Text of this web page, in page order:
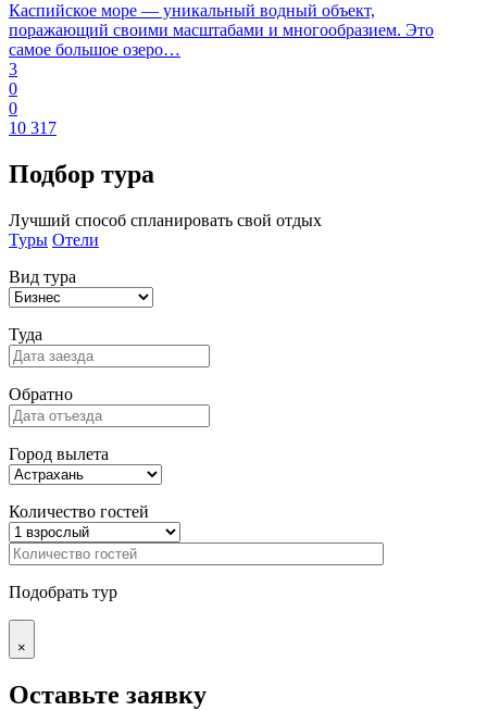
Каспийское море — уникальный водный объект,
поражающий своими масштабами и многообразием. Это
самое большое озеро…
3
0
0
10 317
Подбор тура
Лучший способ спланировать свой отдых
Туры Отели
Вид тура
Туда
Обратно
Город вылета
Количество гостей
Подобрать тур
×
Оставьте заявку